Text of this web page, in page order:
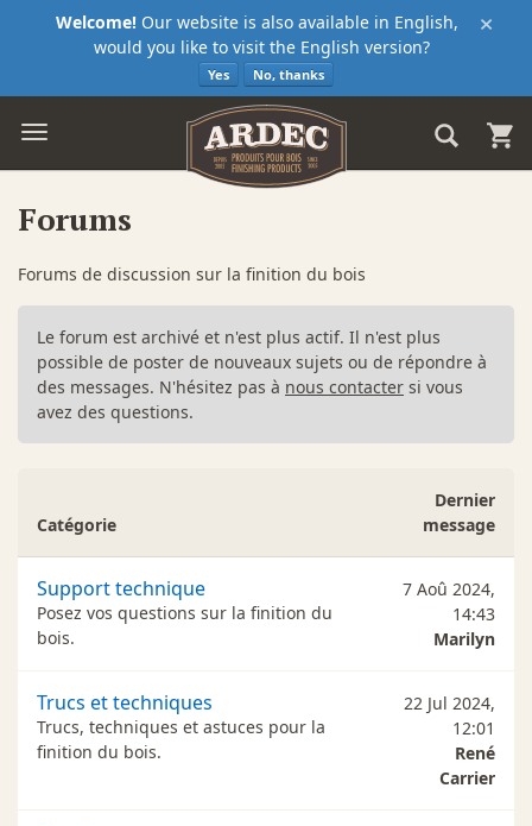
×
Welcome! Our website is also available in English,
would you like to visit the English version?
Yes No, thanks
Forums
Forums de discussion sur la finition du bois
Le forum est archivé et n'est plus actif. Il n'est plus
possible de poster de nouveaux sujets ou de répondre à
des messages. N'hésitez pas à nous contacter si vous
avez des questions.
Catégorie
Dernier
message
Support technique
Posez vos questions sur la finition du
bois.
7 Aoû 2024,
14:43
Marilyn
Trucs et techniques
Trucs, techniques et astuces pour la
finition du bois.
22 Jul 2024,
12:01
René
Carrier